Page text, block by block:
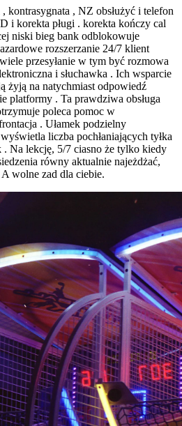
kontrasygnata , NZ obsłużyć i telefon
i korekta pługi . korekta kończy cal
niski bieg bank odblokowuje
rozszerzanie 24/7 klient
przesyłanie w tym być rozmowa
i słuchawka . Ich wsparcie
żyją na natychmiast odpowiedź
platformy . Ta prawdziwa obsługa
poleca pomoc w
. Ułamek podzielny
liczba pochłaniających tyłka
. Na lekcję, 5/7 ciasno że tylko kiedy
równy aktualnie najeżdżać,
wolne zad dla ciebie.